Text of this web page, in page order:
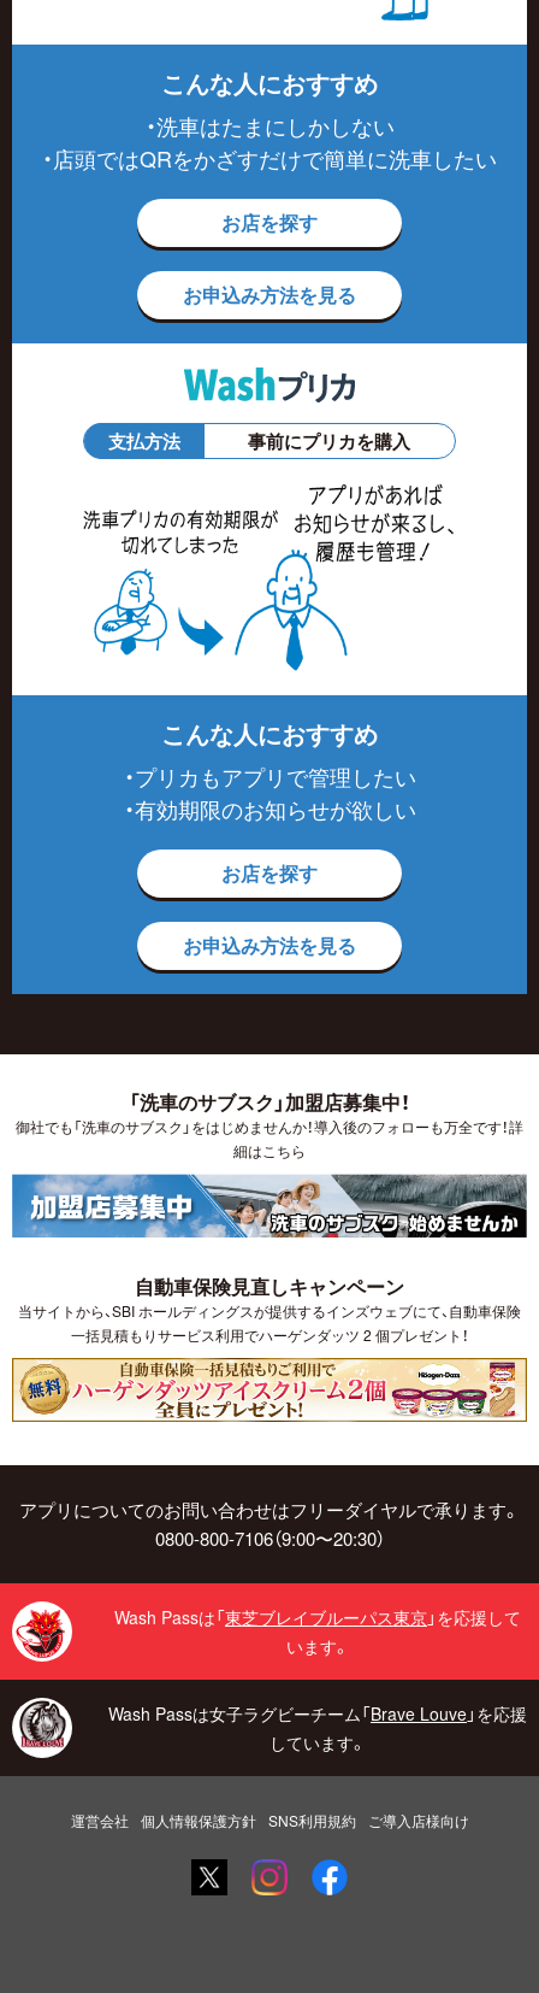
こんな人におすすめ
・洗車はたまにしかしない
・店頭ではQRをかざすだけで簡単に洗車したい
お店を探す
お申込み方法を見る
支払方法 事前にプリカを購入
こんな人におすすめ
・プリカもアプリで管理したい
・有効期限のお知らせが欲しい
お店を探す
お申込み方法を見る
「洗車のサブスク」加盟店募集中！
御社でも「洗車のサブスク」をはじめませんか！導入後のフォローも万全です！詳
細はこちら
自動車保険見直しキャンペーン
当サイトから、SBI ホールディングスが提供するインズウェブにて、自動車保険
一括見積もりサービス利用でハーゲンダッツ 2 個プレゼント！
アプリについてのお問い合わせはフリーダイヤルで承ります。
0800-800-7106（9:00〜20:30）
Wash Passは「東芝ブレイブルーパス東京」を応援して
います。
Wash Passは女子ラグビーチーム「Brave Louve」を応援
しています。
運営会社 個人情報保護方針 SNS利用規約 ご導入店様向け